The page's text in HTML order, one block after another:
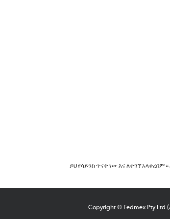
ይህ የሳይንስ ጥናት ነው እና ለተገኘ
Copyright © Fedmex Pty